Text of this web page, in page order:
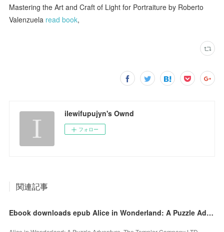
Mastering the Art and Craft of Light for Portraiture by Roberto
Valenzuela read book,
ilewifupujyn's Ownd
フォロー
関連記事
Ebook downloads epub Alice in Wonderland: A Puzzle Adventure